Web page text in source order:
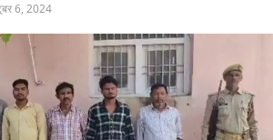
6, 2024